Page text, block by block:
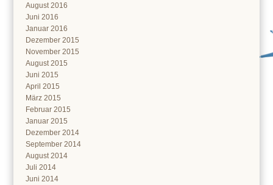
August 2016
Juni 2016
Januar 2016
Dezember 2015
November 2015
August 2015
Juni 2015
April 2015
März 2015
Februar 2015
Januar 2015
Dezember 2014
September 2014
August 2014
Juli 2014
Juni 2014